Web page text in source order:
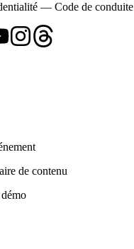
— Code de conduite
de contenu